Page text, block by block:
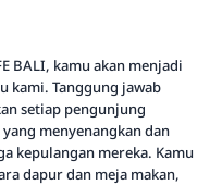
BALI, kamu akan menjadi
kami. Tanggung jawab
setiap pengunjung
menyenangkan dan
kepulangan mereka. Kamu
dapur dan meja makan,